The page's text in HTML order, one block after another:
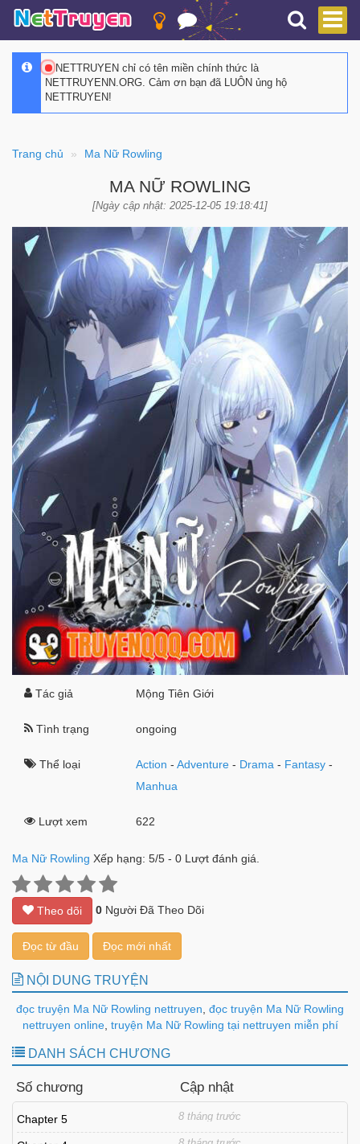
NETTRUYEN chỉ có tên miền chính thức là
NETTRUYENN.ORG. Cảm ơn bạn đã LUÔN ủng hộ
NETTRUYEN!
Trang chủ Ma Nữ Rowling
MA NỮ ROWLING
[Ngày cập nhật: 2025-12-05 19:18:41]
Tác giả Mộng Tiên Giới
Tình trạng ongoing
Thể loại Action -Adventure - Drama - Fantasy -
Manhua
Lượt xem 622
Ma Nữ Rowling Xếp hạng: 5/5 - 0 Lượt đánh giá.
Theo dõi 0 Người Đã Theo Dõi
Đọc từ đầu Đọc mới nhất
NỘI DUNG TRUYỆN
đọc truyện Ma Nữ Rowling nettruyen, đọc truyện Ma Nữ Rowling
nettruyen online, truyện Ma Nữ Rowling tại nettruyen miễn phí
DANH SÁCH CHƯƠNG
Số chương Cập nhật
Chapter 5 8 tháng trước